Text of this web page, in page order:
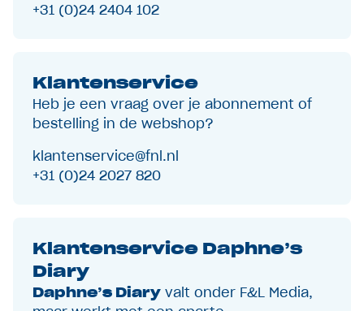
+31 (0)24 2404 102
Klantenservice
Heb je een vraag over je abonnement of
bestelling in de webshop?
klantenservice@fnl.nl
+31 (0)24 2027 820
Klantenservice Daphne’s
Diary
Daphne’s Diary valt onder F&L Media,